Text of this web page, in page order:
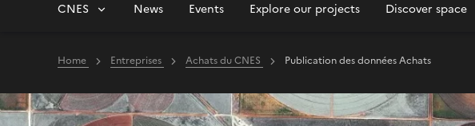
CNES News Events Explore our projects Discover space
Home Entreprises Achats du CNES Publication des données Achats